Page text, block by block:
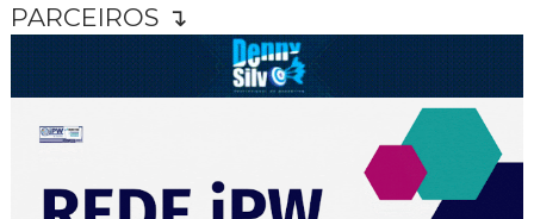
PARCEIROS ↴